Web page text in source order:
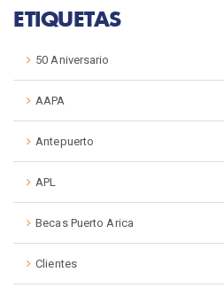
ETIQUETAS
50 Aniversario
AAPA
Antepuerto
APL
Becas Puerto Arica
Clientes